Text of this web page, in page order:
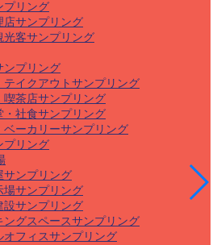
プリング
店サンプリング
光客サンプリング
ンプリング
テイクアウトサンプリング
喫茶店サンプリング
・社食サンプリング
ベーカリーサンプリング
プリング
サンプリング
場サンプリング
設サンプリング
ングスペースサンプリング
オフィスサンプリング